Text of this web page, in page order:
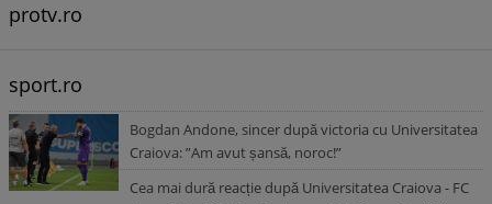
protv.ro
sport.ro
Bogdan Andone, sincer după victoria cu Universitatea
Craiova: ”Am avut șansă, noroc!”
Cea mai dură reacție după Universitatea Craiova - FC